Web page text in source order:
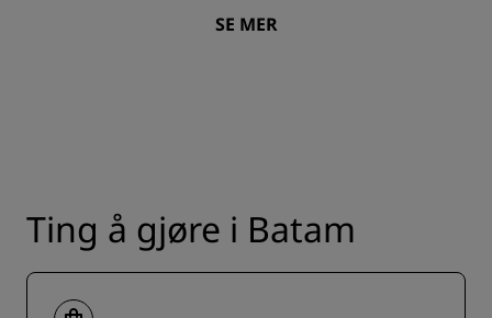
SE MER
Ting å gjøre i Batam